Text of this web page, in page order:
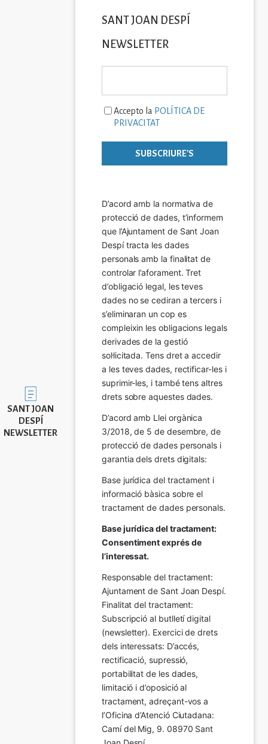
Imatge
SANT JOAN
DESPÍ
NEWSLETTER
SANT JOAN DESPÍ
NEWSLETTER
Accepto la POLÍTICA DE
PRIVACITAT
D’acord amb la normativa de
protecció de dades, t’informem
que l’Ajuntament de Sant Joan
Despí tracta les dades
personals amb la finalitat de
controlar l’aforament. Tret
d’obligació legal, les teves
dades no se cediran a tercers i
s’eliminaran un cop es
compleixin les obligacions legals
derivades de la gestió
sol·licitada. Tens dret a accedir
a les teves dades, rectificar-les i
suprimir-les, i també tens altres
drets sobre aquestes dades.
D’acord amb Llei orgànica
3/2018, de 5 de desembre, de
protecció de dades personals i
garantia dels drets digitals:
Base jurídica del tractament i
informació bàsica sobre el
tractament de dades personals.
Base jurídica del tractament:
Consentiment exprés de
l’interessat.
Responsable del tractament:
Ajuntament de Sant Joan Despí.
Finalitat del tractament:
Subscripció al butlletí digital
(newsletter). Exercici de drets
dels interessats: D’accés,
rectificació, supressió,
portabilitat de les dades,
limitació i d’oposició al
tractament, adreçant-vos a
l’Oficina d’Atenció Ciutadana:
Camí del Mig, 9. 08970 Sant